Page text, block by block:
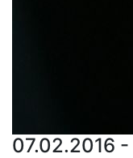
07.02.2016